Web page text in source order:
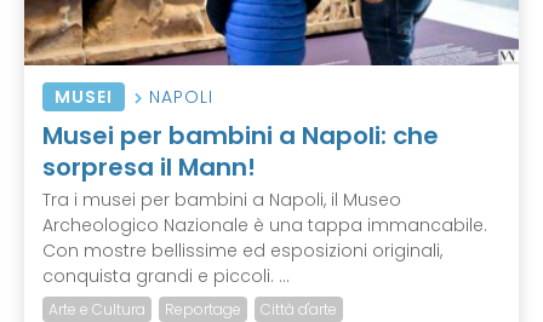
MUSEI NAPOLI
Musei per bambini a Napoli: che
sorpresa il Mann!
Tra i musei per bambini a Napoli, il Museo
Archeologico Nazionale è una tappa immancabile.
Con mostre bellissime ed esposizioni originali,
conquista grandi e piccoli. ...
Arte e Cultura Reportage Città d'arte